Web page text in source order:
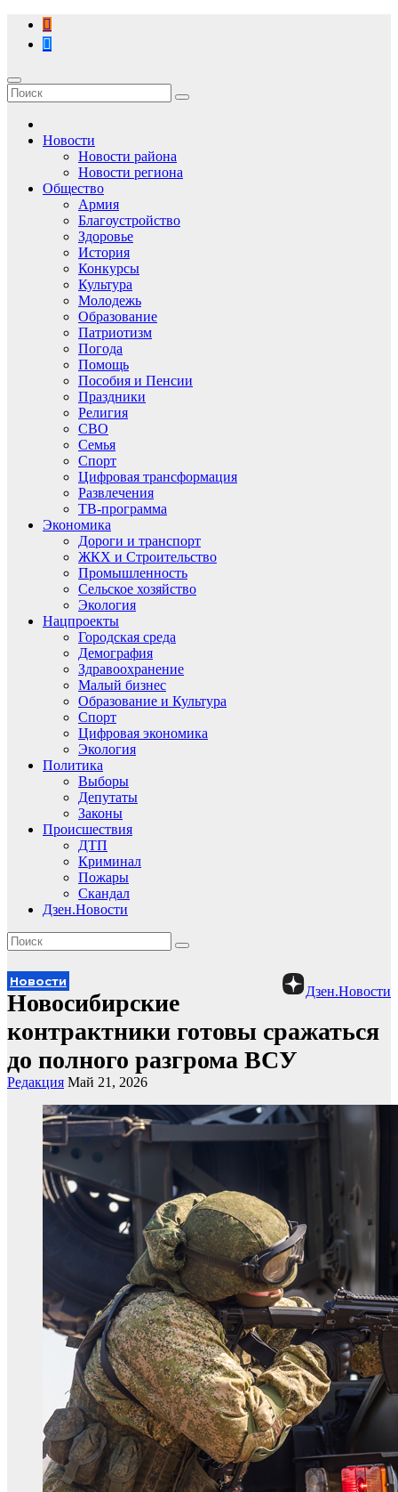
Перейти
содержимому
Новости
Новости района
Новости региона
Общество
Армия
Благоустройство
Здоровье
История
Конкурсы
Культура
Молодежь
Образование
Патриотизм
Погода
Помощь
Пособия и Пенсии
Праздники
Религия
СВО
Семья
Спорт
Цифровая трансформация
Развлечения
ТВ-программа
Экономика
Дороги и транспорт
ЖКХ и Строительство
Промышленность
Сельское хозяйство
Экология
Нацпроекты
Городская среда
Демография
Здравоохранение
Малый бизнес
Образование и Культура
Спорт
Цифровая экономика
Экология
Политика
Выборы
Депутаты
Законы
Происшествия
ДТП
Криминал
Пожары
Скандал
Дзен.Новости
Дзен.Новости
Новости
Новосибирские
контрактники готовы сражаться
до полного разгрома ВСУ
Редакция Май 21, 2026